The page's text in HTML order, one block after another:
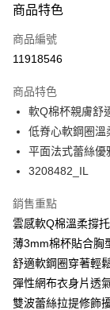
LINE Pay
Apple Pay
Google Pay
全支付
全盈+PAY
相關說明
【關於「AFTEE先享
AFTEE先享後付是「
１．簡單：不需註冊
２．便利：只要手機
３．安心：先確認商
ATM付款
運送方式
全家取付
商品特色
商品編號
11918546
商品特色
軟Q棉杯親膚舒
低脊心軟鋼圈溫
平面法式蕾絲優
3208482_IL
銷售重點
雲感軟Q棉溫柔撐
薄3mm棉杯貼合胸
舒適軟鋼圈穿著輕
彈性網布衣身片透
雙波蕾絲拉提修飾